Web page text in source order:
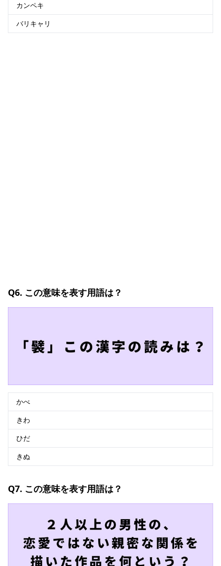
カンペキ
バリキャリ
Q6. この意味を表す用語は？
かべ
きわ
ひだ
きぬ
Q7. この意味を表す用語は？